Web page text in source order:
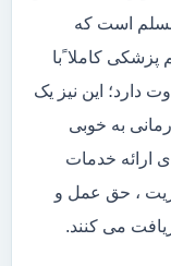
است که
کاملا ًبا
دارد؛ این نیز یک
به خوبی
ارائه خدمات
، حق عمل و
می کنند.